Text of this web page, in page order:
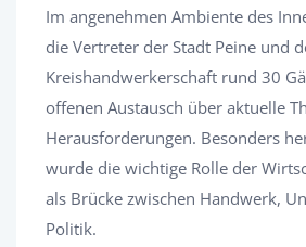
Im angenehmen Ambiente des
die Vertreter der Stadt Peine und
Kreishandwerkerschaft rund 30
offenen Austausch über aktuelle
Herausforderungen. Besonders
wurde die wichtige Rolle der
als Brücke zwischen Handwerk,
Politik.